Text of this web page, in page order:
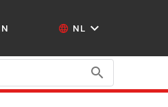
NL